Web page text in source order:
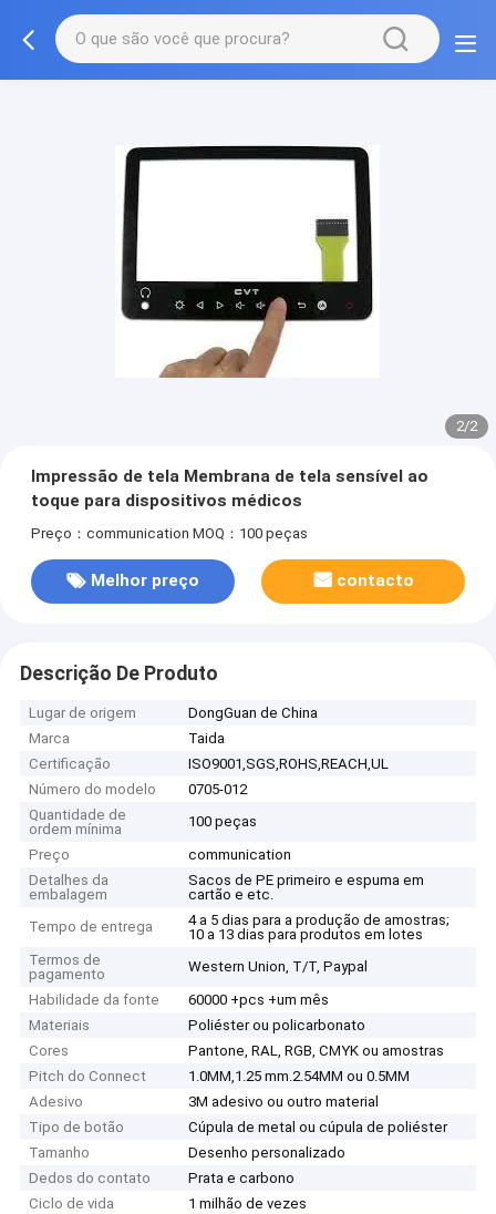
2/2
Impressão de tela Membrana de tela sensível ao
toque para dispositivos médicos
Preço：communication MOQ：100 peças
Melhor preço contacto
Descrição De Produto
Lugar de origem
DongGuan de China
Marca
Taida
Certificação
ISO9001,SGS,ROHS,REACH,UL
Número do modelo
0705-012
Quantidade de
ordem mínima
100 peças
Preço
communication
Detalhes da
embalagem
Sacos de PE primeiro e espuma em
cartão e etc.
Tempo de entrega
4 a 5 dias para a produção de amostras;
10 a 13 dias para produtos em lotes
Termos de
pagamento
Western Union, T/T, Paypal
Habilidade da fonte
60000 +pcs +um mês
Materiais
Poliéster ou policarbonato
Cores
Pantone, RAL, RGB, CMYK ou amostras
Pitch do Connect
1.0MM,1.25 mm.2.54MM ou 0.5MM
Adesivo
3M adesivo ou outro material
Tipo de botão
Cúpula de metal ou cúpula de poliéster
Tamanho
Desenho personalizado
Dedos do contato
Prata e carbono
Ciclo de vida
1 milhão de vezes